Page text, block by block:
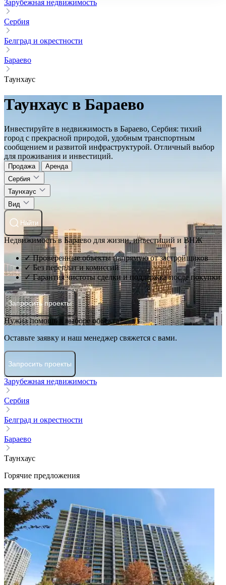
Зарубежная недвижимость
Сербия
Белград и окрестности
Бараево
Таунхаус
Таунхаус в Бараево
Инвестируйте в недвижимость в Бараево, Сербия: тихий
город с прекрасной природой, удобным транспортным
сообщением и развитой инфраструктурой. Отличный выбор
для проживания и инвестиций.
Продажа
Аренда
Сербия
Таунхаус
Вид
Найти
Недвижимость в Бараево для жизни, инвестиций и ВНЖ
✓ Проверенные объекты напрямую от застройщиков
✓ Без переплат и комиссий
✓ Гарантия чистоты сделки и поддержка после покупки
Запросить проекты
Нужна помощь в выборе объекта?
Оставьте заявку и наш менеджер свяжется с вами.
Запросить проекты
Зарубежная недвижимость
Сербия
Белград и окрестности
Бараево
Таунхаус
Горячие предложения